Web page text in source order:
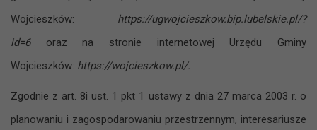
Wojcieszków: https://ugwojcieszkow.bip.lubelskie.pl/?
id=6oraz na stronie internetowej Urzędu Gminy
Wojcieszków: https://wojcieszkow.pl/.
Zgodnie z ‍art. 8i ust. 1 pkt 1 ustawy z ‍dnia 27 marca 2003 r. o
‍planowaniu i ‍zagospodarowaniu przestrzennym, interesariusze